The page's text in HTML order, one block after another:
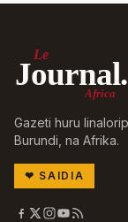
Le
Journal.
Africa
Gazeti huru
Burundi, na Afrika.
❤ SAIDIA